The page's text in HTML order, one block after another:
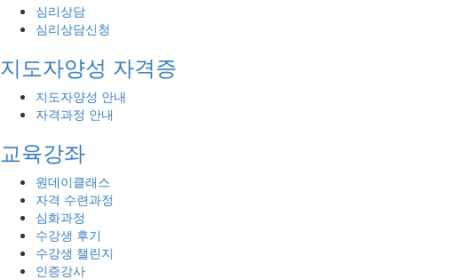
심리상담
심리상담신청
지도자양성 자격증
지도자양성 안내
자격과정 안내
교육강좌
원데이클래스
자격 수련과정
심화과정
수강생 후기
수강생 챌린지
인증강사